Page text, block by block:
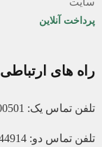
پرداخت آنلاین
راه های ارتباطی
تلفن تماس یک: 02166200501
تلفن تماس دو: 02166244914